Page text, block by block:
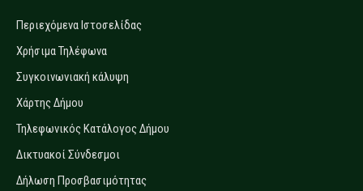
Περιεχόμενα Ιστοσελίδας
Χρήσιμα Τηλέφωνα
Συγκοινωνιακή κάλυψη
Χάρτης Δήμου
Τηλεφωνικός Κατάλογος Δήμου
Δικτυακοί Σύνδεσμοι
Δήλωση Προσβασιμότητας